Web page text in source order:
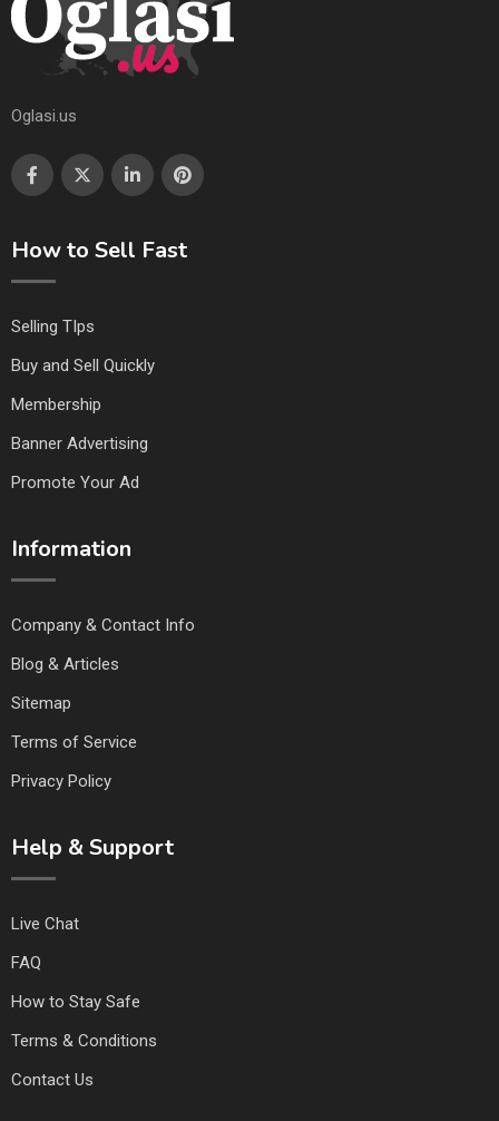
Oglasi.us
How to Sell Fast
Selling TIps
Buy and Sell Quickly
Membership
Banner Advertising
Promote Your Ad
Information
Company & Contact Info
Blog & Articles
Sitemap
Terms of Service
Privacy Policy
Help & Support
Live Chat
FAQ
How to Stay Safe
Terms & Conditions
Contact Us